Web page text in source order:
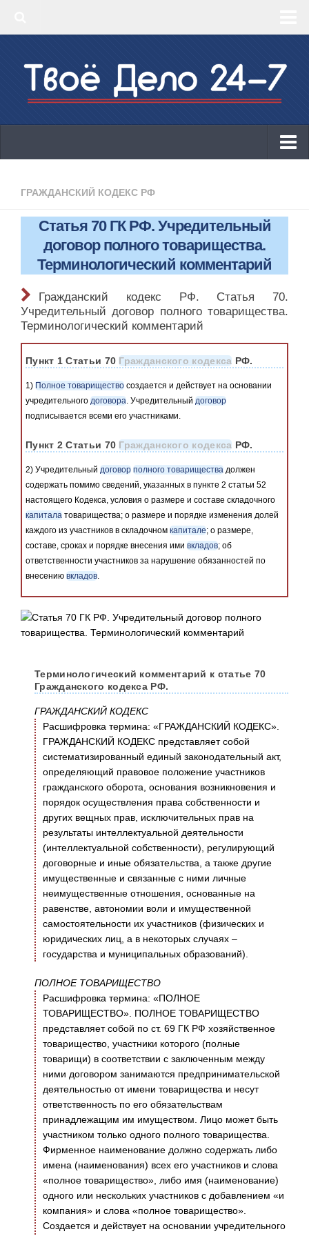
‣ КБК 2019
КБК 2019
ОКВЭД 2019
Онлайн-кассы 2019: 54-ФЗ!
Законодательство
ГРАЖДАНСКИЙ КОДЕКС РФ
Статья 70 ГК РФ. Учредительный
договор полного товарищества.
Терминологический комментарий
Гражданский кодекс РФ. Статья 70.
Учредительный договор полного товарищества.
Терминологический комментарий
Пункт 1 Статьи 70Гражданского кодекса РФ.
1) Полное товарищество создается и действует на основании
учредительного договора. Учредительный договор
подписывается всеми его участниками.
Пункт 2 Статьи 70Гражданского кодекса РФ.
2) Учредительный договор полного товарищества должен
содержать помимо сведений, указанных в пункте 2 статьи 52
настоящего Кодекса, условия о размере и составе складочного
капитала товарищества; о размере и порядке изменения долей
каждого из участников в складочном капитале; о размере,
составе, сроках и порядке внесения ими вкладов; об
ответственности участников за нарушение обязанностей по
внесению вкладов.
Терминологический комментарий к статье 70
Гражданского кодекса РФ.
ГРАЖДАНСКИЙ КОДЕКС
Расшифровка термина: «ГРАЖДАНСКИЙ КОДЕКС».
ГРАЖДАНСКИЙ КОДЕКС представляет собой
систематизированный единый законодательный акт,
определяющий правовое положение участников
гражданского оборота, основания возникновения и
порядок осуществления права собственности и
других вещных прав, исключительных прав на
результаты интеллектуальной деятельности
(интеллектуальной собственности), регулирующий
договорные и иные обязательства, а также другие
имущественные и связанные с ними личные
неимущественные отношения, основанные на
равенстве, автономии воли и имущественной
самостоятельности их участников (физических и
юридических лиц, а в некоторых случаях –
государства и муниципальных образований).
ПОЛНОЕ ТОВАРИЩЕСТВО
Расшифровка термина: «ПОЛНОЕ
ТОВАРИЩЕСТВО». ПОЛНОЕ ТОВАРИЩЕСТВО
представляет собой по ст. 69 ГК РФ хозяйственное
товарищество, участники которого (полные
товарищи) в соответствии с заключенным между
ними договором занимаются предпринимательской
деятельностью от имени товарищества и несут
ответственность по его обязательствам
принадлежащим им имуществом. Лицо может быть
участником только одного полного товарищества.
Фирменное наименование должно содержать либо
имена (наименования) всех его участников и слова
«полное товарищество», либо имя (наименование)
одного или нескольких участников с добавлением «и
компания» и слова «полное товарищество».
Создается и действует на основании учредительного